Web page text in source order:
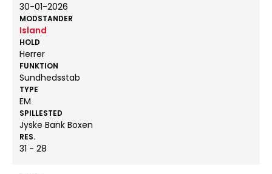
30-01-2026
MODSTANDER
Island
HOLD
Herrer
FUNKTION
Sundhedsstab
TYPE
EM
SPILLESTED
Jyske Bank Boxen
RES.
31 - 28